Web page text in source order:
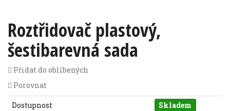
Roztřidovač plastový,
šestibarevná sada
Přidat do oblíbených
Porovnat
Dostupnost Skladem